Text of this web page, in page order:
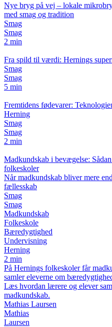
Nye bryg på vej – lokale
med smag og tradition
Smag
Smag
2 min
Fra spild til værdi: Hernings
Smag
Smag
5 min
Fremtidens fødevarer:
Herning
Smag
Smag
2 min
Madkundskab i bevægelse:
folkeskoler
Når madkundskab bliver mere
fællesskab
Smag
Smag
Madkundskab
Folkeskole
Bæredygtighed
Undervisning
Herning
2 min
På Hernings folkeskoler får
samler eleverne om
Læs hvordan lærere og elever
madkundskab.
Mathias Laursen
Mathias
Laursen